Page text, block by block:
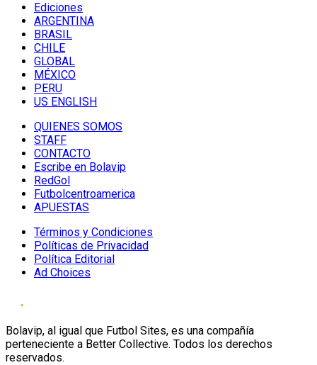
Ediciones
ARGENTINA
BRASIL
CHILE
GLOBAL
MÉXICO
PERU
US ENGLISH
QUIENES SOMOS
STAFF
CONTACTO
Escribe en Bolavip
RedGol
Futbolcentroamerica
APUESTAS
Términos y Condiciones
Políticas de Privacidad
Política Editorial
Ad Choices
Bolavip, al igual que Futbol Sites, es una compañía
perteneciente a Better Collective. Todos los derechos
reservados.